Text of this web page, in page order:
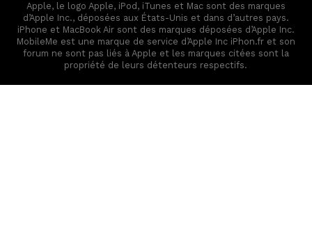
Apple, le logo Apple, iPod, iTunes et Mac sont des marques
d’Apple Inc., déposées aux États-Unis et dans d’autres pays.
iPhone et MacBook Air sont des marques déposées d’Apple Inc.
MobileMe est une marque de service d’Apple Inc iPhon.fr et son
forum ne sont pas liés à Apple et les marques citées sont la
propriété de leurs détenteurs respectifs.